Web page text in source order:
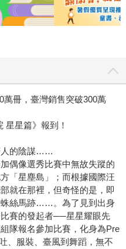
冊，臺灣銷售突破300萬
星星篇》報到！
人的陰謀……
像選秀比賽中無故失蹤的
「星塵島」；而根據國際汪
就在那裡，但奇怪的是，即
蛛絲馬跡……。為了見到出身
比賽的發起者──星星耀眼先
隊報名參加比賽，化身為Pre
、服裝、臺風到舞蹈，無不